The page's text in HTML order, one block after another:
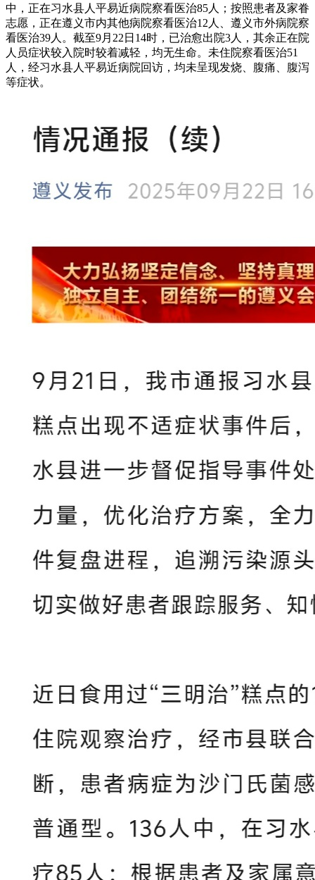
中，正在习水县人平易近病院察看医治85人；按照患者及家眷
志愿，正在遵义市内其他病院察看医治12人、遵义市外病院察
看医治39人。截至9月22日14时，已治愈出院3人，其余正在院
人员症状较入院时较着减轻，均无生命。未住院察看医治51
人，经习水县人平易近病院回访，均未呈现发烧、腹痛、腹泻
等症状。